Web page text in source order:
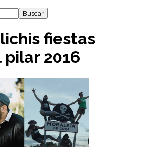
fiestas
2016